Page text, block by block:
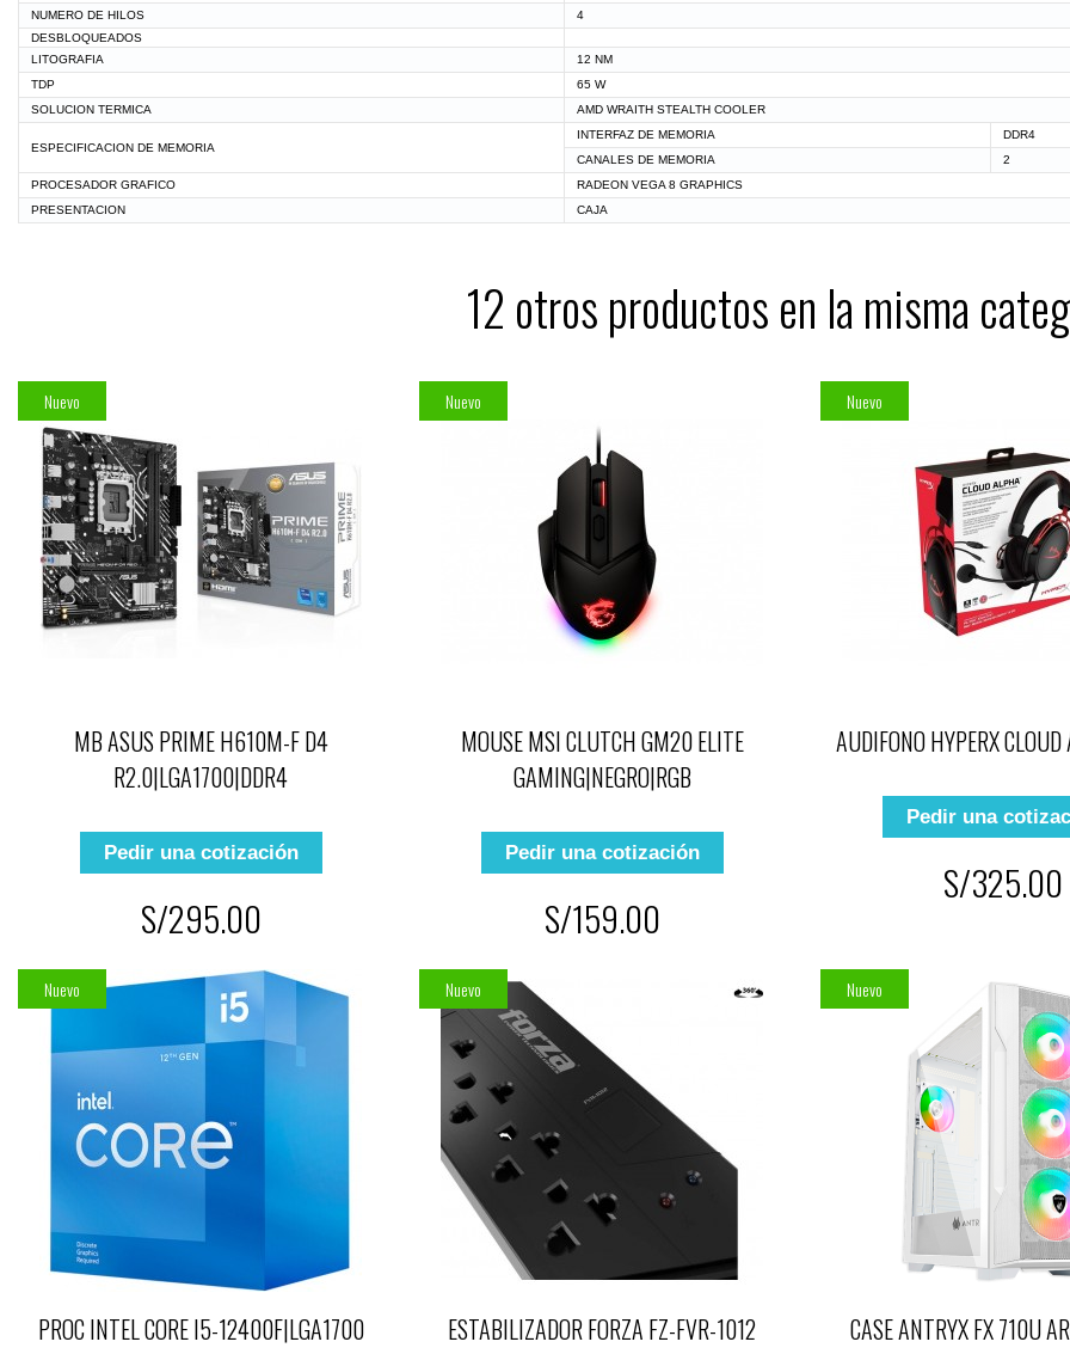
NUMERO DE HILOS
4
DESBLOQUEADOS
LITOGRAFIA
12 NM
TDP
65 W
SOLUCION TERMICA
AMD WRAITH STEALTH COOLER
ESPECIFICACION DE MEMORIA
INTERFAZ DE MEMORIA
DDR4
CANALES DE MEMORIA
2
PROCESADOR GRAFICO
RADEON VEGA 8 GRAPHICS
PRESENTACION
CAJA
12 otros productos en la misma
Nuevo
MB ASUS PRIME H610M-F D4
R2.0|LGA1700|DDR4
Pedir una cotización
S/295.00
Nuevo
MOUSE MSI CLUTCH GM20 ELITE
GAMING|NEGRO|RGB
Pedir una cotización
S/159.00
Nuevo
AUDIFONO HYPERX
Pedir una
S/325.00
Nuevo
PROC INTEL CORE I5-12400F|LGA1700
Nuevo
ESTABILIZADOR FORZA FZ-FVR-1012
Nuevo
CASE ANTRYX FX 710U